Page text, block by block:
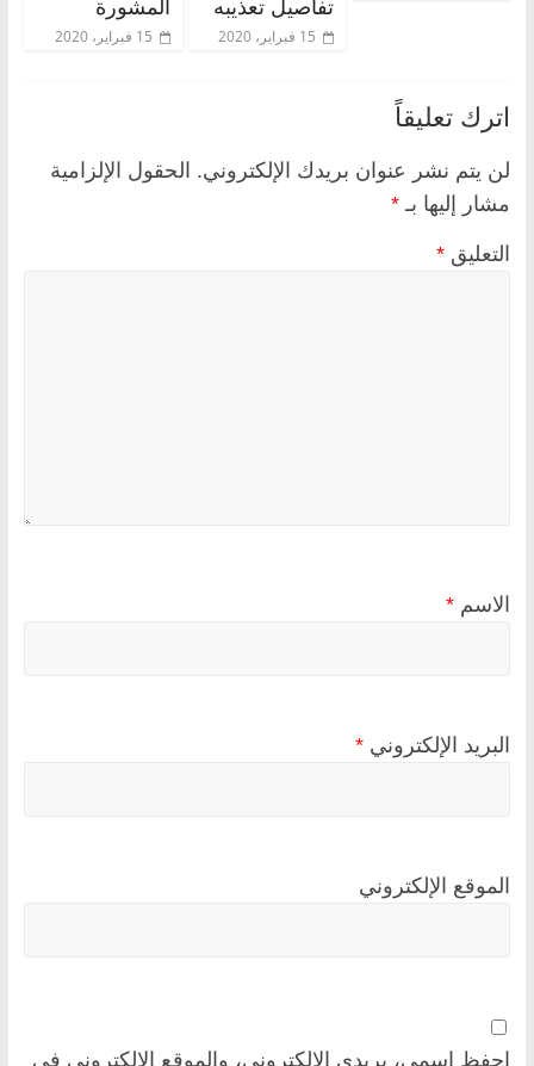
تفاصيل تعذيبه
15 فبراير، 2020
المشورة
15 فبراير، 2020
اترك تعليقاً
لن يتم نشر عنوان بريدك الإلكتروني. الحقول الإلزامية
مشار إليها بـ *
التعليق *
الاسم *
البريد الإلكتروني *
الموقع الإلكتروني
احفظ اسمي، بريدي الإلكتروني، والموقع الإلكتروني في